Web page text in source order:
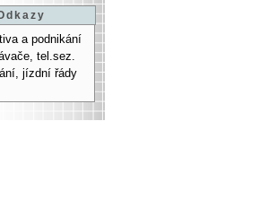
a podnikání
tel.sez.
jízdní řády